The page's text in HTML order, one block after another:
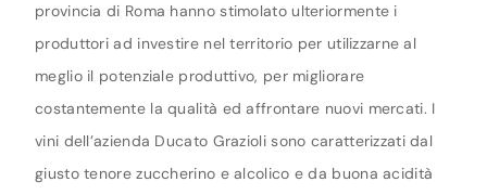
provincia di Roma hanno stimolato ulteriormente i
produttori ad investire nel territorio per utilizzarne al
meglio il potenziale produttivo, per migliorare
costantemente la qualità ed affrontare nuovi mercati. I
vini dell’azienda Ducato Grazioli sono caratterizzati dal
giusto tenore zuccherino e alcolico e da buona acidità